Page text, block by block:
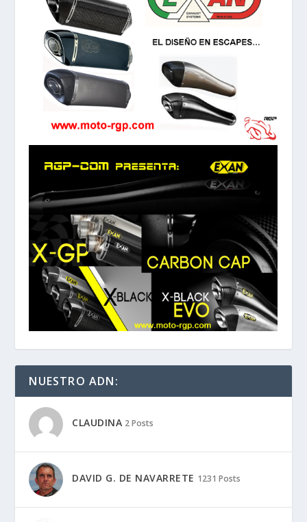
NUESTRO ADN:
CLAUDINA 2 Posts
DAVID G. DE NAVARRETE 1231 Posts